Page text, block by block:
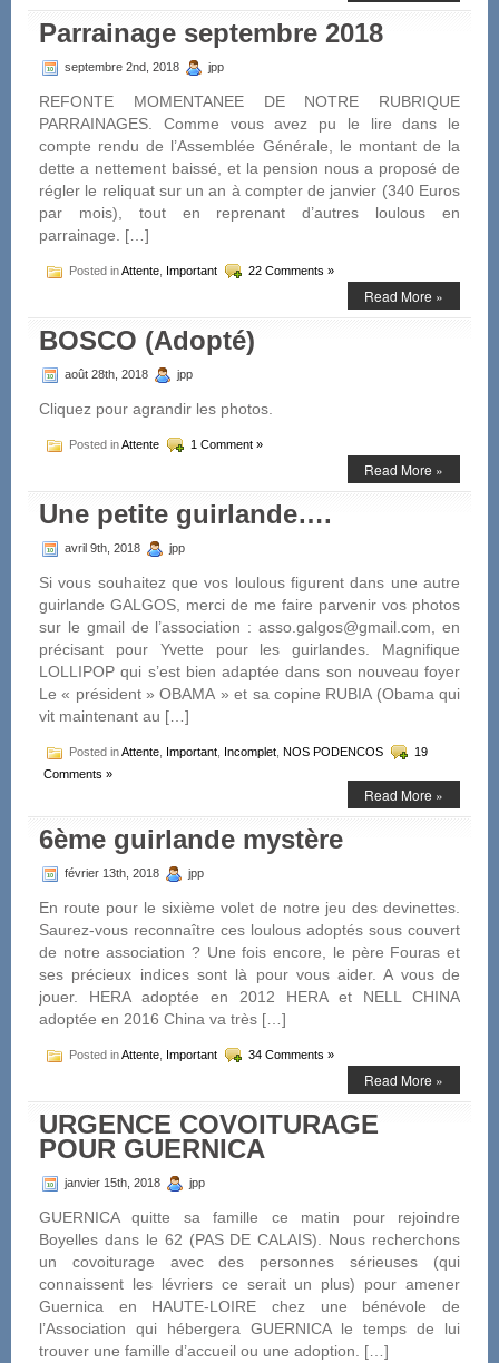
Parrainage septembre 2018
septembre 2nd, 2018 jpp
REFONTE MOMENTANEE DE NOTRE RUBRIQUE
PARRAINAGES. Comme vous avez pu le lire dans le
compte rendu de l’Assemblée Générale, le montant de la
dette a nettement baissé, et la pension nous a proposé de
régler le reliquat sur un an à compter de janvier (340 Euros
par mois), tout en reprenant d’autres loulous en
parrainage. […]
Posted inAttente Important 22 Comments »
Read More »
BOSCO (Adopté)
août 28th, 2018 jpp
Cliquez pour agrandir les photos.
Posted inAttente 1 Comment »
Read More »
Une petite guirlande….
avril 9th, 2018 jpp
Si vous souhaitez que vos loulous figurent dans une autre
guirlande GALGOS, merci de me faire parvenir vos photos
sur le gmail de l’association : asso.galgos@gmail.com, en
précisant pour Yvette pour les guirlandes. Magnifique
LOLLIPOP qui s’est bien adaptée dans son nouveau foyer
Le « président » OBAMA » et sa copine RUBIA (Obama qui
vit maintenant au […]
Posted inAttente Important Incomplet NOS PODENCOS
19
Comments »
Read More »
6ème guirlande mystère
février 13th, 2018 jpp
En route pour le sixième volet de notre jeu des devinettes.
Saurez-vous reconnaître ces loulous adoptés sous couvert
de notre association ? Une fois encore, le père Fouras et
ses précieux indices sont là pour vous aider. A vous de
jouer. HERA adoptée en 2012 HERA et NELL CHINA
adoptée en 2016 China va très […]
Posted inAttente Important 34 Comments »
Read More »
URGENCE COVOITURAGE
POUR GUERNICA
janvier 15th, 2018 jpp
GUERNICA quitte sa famille ce matin pour rejoindre
Boyelles dans le 62 (PAS DE CALAIS). Nous recherchons
un covoiturage avec des personnes sérieuses (qui
connaissent les lévriers ce serait un plus) pour amener
Guernica en HAUTE-LOIRE chez une bénévole de
l’Association qui hébergera GUERNICA le temps de lui
trouver une famille d’accueil ou une adoption. […]